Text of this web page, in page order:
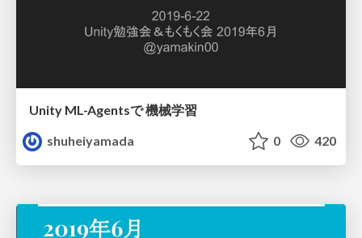
Unity ML-Agentsで 機械学習
shuheiyamada
0 420